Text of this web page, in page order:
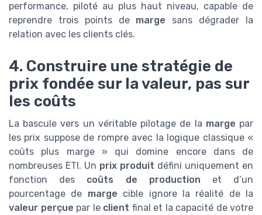
performance, piloté au plus haut niveau, capable de
reprendre trois points de marge sans dégrader la
relation avec les clients clés.
4. Construire une stratégie de
prix fondée sur la valeur, pas sur
les coûts
La bascule vers un véritable pilotage de la marge par
les prix suppose de rompre avec la logique classique «
coûts plus marge » qui domine encore dans de
nombreuses ETI. Un prix produit défini uniquement en
fonction des coûts de production et d’un
pourcentage de marge cible ignore la réalité de la
valeur perçue par le client final et la capacité de votre